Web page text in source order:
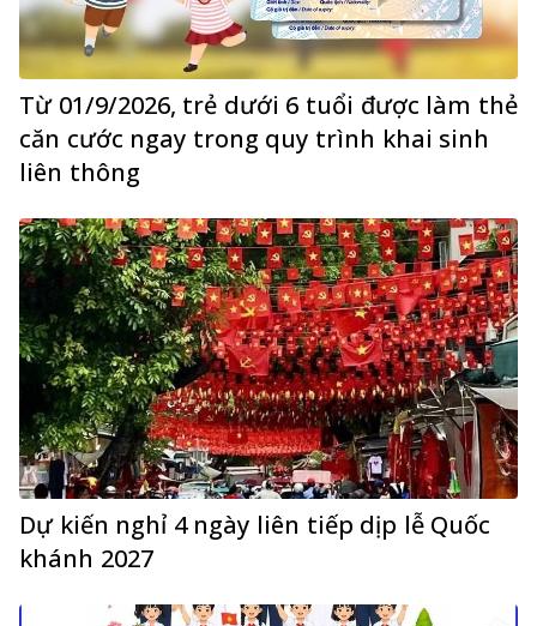
Từ 01/9/2026, trẻ dưới 6 tuổi được làm thẻ
căn cước ngay trong quy trình khai sinh
liên thông
Dự kiến nghỉ 4 ngày liên tiếp dịp lễ Quốc
khánh 2027